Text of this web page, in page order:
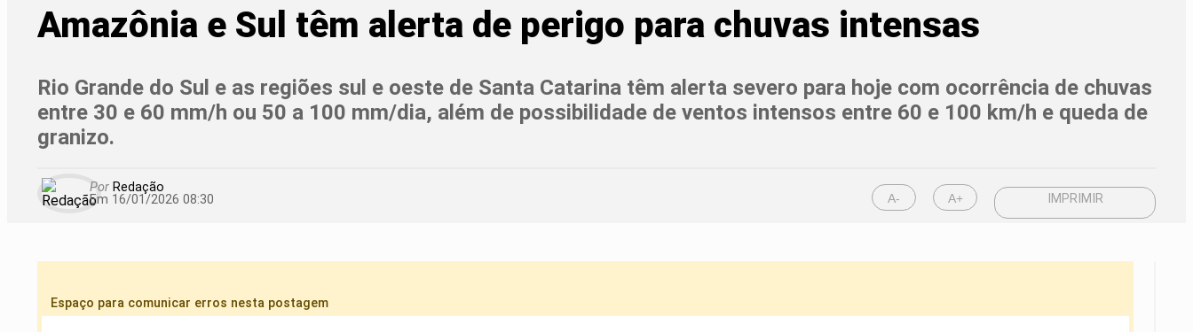
Amazônia e Sul têm alerta de perigo para chuvas intensas
Rio Grande do Sul e as regiões sul e oeste de Santa Catarina têm alerta severo para hoje com ocorrência de chuvas
entre 30 e 60 mm/h ou 50 a 100 mm/dia, além de possibilidade de ventos intensos entre 60 e 100 km/h e queda de
granizo.
Por Redação
Em 16/01/2026 08:30
A- A+ IMPRIMIR
Espaço para comunicar erros nesta postagem